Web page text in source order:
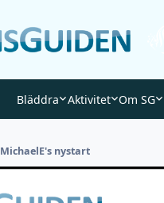
Bläddra Aktivitet Om SG
MichaelE's nystart